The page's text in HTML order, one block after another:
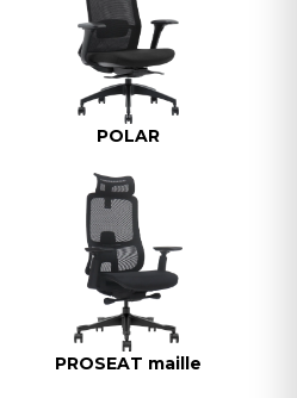
POLAR
PROSEAT maille